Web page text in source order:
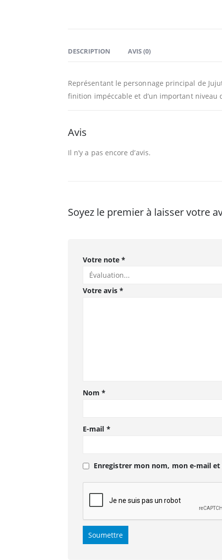
DESCRIPTION AVIS (0)
Représentant le personnage principal de
finition impéccable et d’un important niveau
Avis
Il n’y a pas encore d’avis.
Soyez le premier à laisser votre
Votre note *
Votre avis *
Nom*
E-mail *
Enregistrer mon nom, mon e-mail